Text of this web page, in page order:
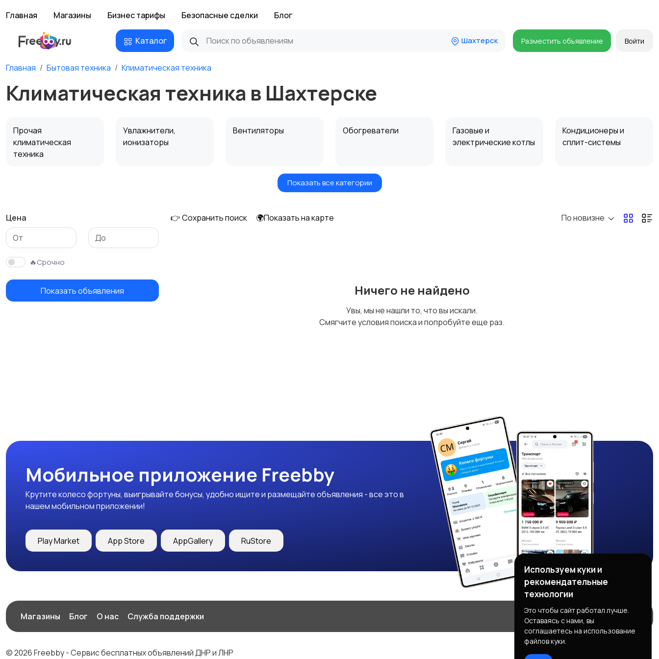
Главная Магазины Бизнес тарифы Безопасные сделки Блог
Каталог Шахтерск Разместить объявление Войти
Главная Бытовая техника Климатическая техника
Климатическая техника в Шахтерске
Прочая
климатическая
техника
Увлажнители,
ионизаторы
Вентиляторы Обогреватели
Газовые и
электрические котлы
Кондиционеры и
сплит-системы
Показать все категории
Цена
🔥Срочно
Показать объявления
👉 Сохранить поиск 🌍Показать на карте По новизне
Ничего не найдено
Увы, мы не нашли то, что вы искали.
Смягчите условия поиска и попробуйте еще раз.
Мобильное приложение Freebby
Крутите колесо фортуны, выигрывайте бонусы, удобно ищите и размещайте объявления - все это в
нашем мобильном приложении!
Play Market App Store AppGallery RuStore
Магазины Блог О нас Служба поддержки
© 2026 Freebby - Сервис бесплатных объявлений ДНР и ЛНР
Используем куки и
рекомендательные
технологии
Это чтобы сайт работал лучше.
Оставаясь с нами, вы
соглашаетесь на использование
файлов куки.